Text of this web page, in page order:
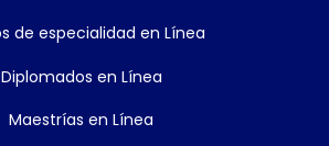
de especialidad en Línea
Diplomados en Línea
Maestrías en Línea